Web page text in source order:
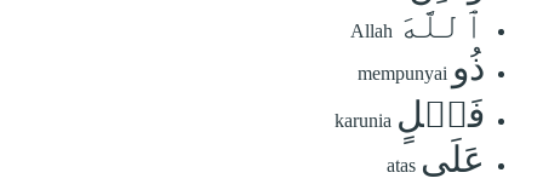
ٱللَّهَ Allah
ذُو mempunyai
فَضۡلٍ karunia
عَلَى atas